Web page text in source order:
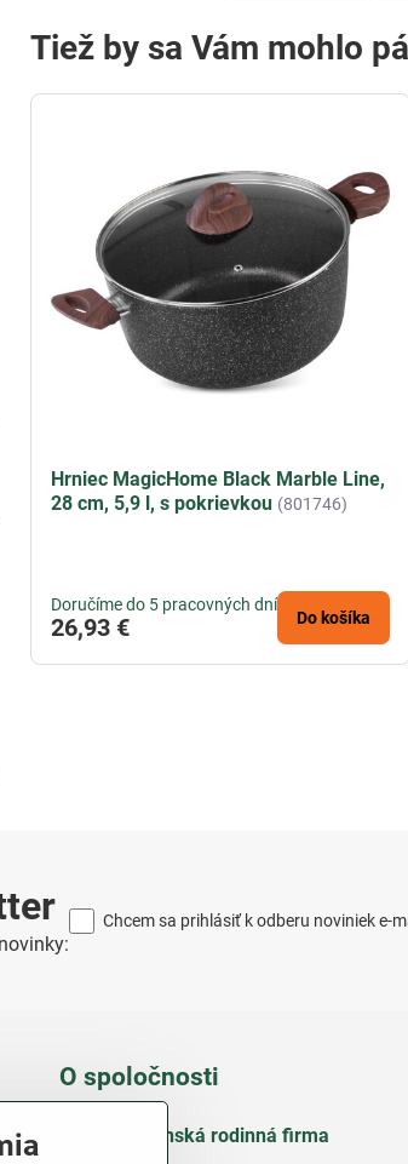
Tiež by sa Vám mohlo
Hrniec MagicHome Black Marble Line,
28 cm, 5,9 l, s pokrievkou (801746)
Doručíme do 5 pracovných dní
26,93 € Do košíka
Chcem sa prihlásiť k odberu noviniek e-
O spoločnosti
Slovenská rodinná firma